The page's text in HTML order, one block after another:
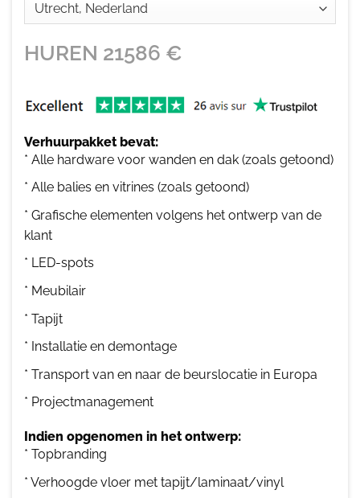
HUREN 21586 €
Verhuurpakket bevat:
* Alle hardware voor wanden en dak (zoals getoond)
* Alle balies en vitrines (zoals getoond)
* Grafische elementen volgens het ontwerp van de
klant
* LED-spots
* Meubilair
* Tapijt
* Installatie en demontage
* Transport van en naar de beurslocatie in Europa
* Projectmanagement
Indien opgenomen in het ontwerp:
* Topbranding
* Verhoogde vloer met tapijt/laminaat/vinyl